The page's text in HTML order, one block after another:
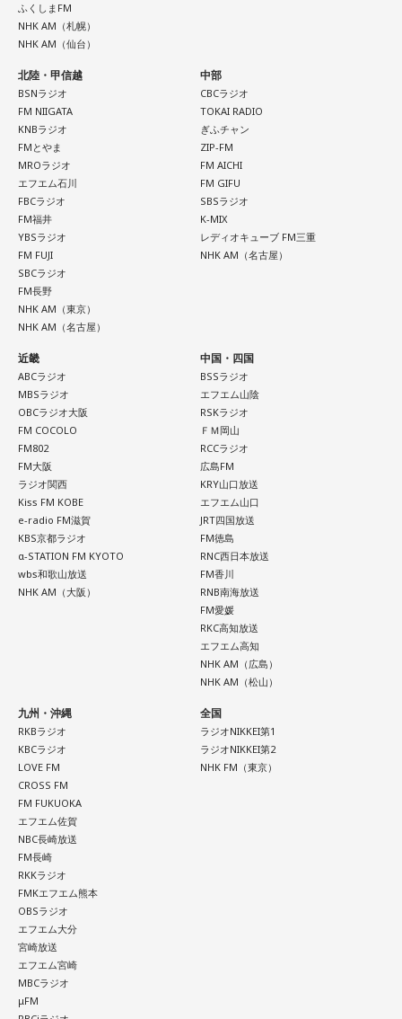
ほのか：はい。
遠山：この楽曲はどこから作り始めました？
ほのか：「これ描いて死ね」は、マンガを描くことを題材に
した作品なんですけど、まずは原作を読みました。それで、0
から1にするときに、心のなかで薪をくべて火種を燃やしてい
く。そして、風が吹いてめちゃめちゃ燃えていくみたいな。
そういったものを絶やさずに「自分だけでやっていくぞ！」
みたいな気持ちと、私がお家で音楽を作っているとき
の……“色”かな？ その色がすごく一致している部分があったの
で、今回はアニメのエンディングテーマとして曲を書かせて
もらったんですけど、結構パーソナルな部分が出た作品にな
りました。
遠山：自分自身の内面をすごく辿って探っている曲ですよ
ね？
ほのか：はい。私は「自分自身を分かってみたい」という気
持ちで作品を作っていて、もしかしたら皆さんも何かを作る
ときって、自分自身を分かってみたいから作るんじゃないか
なと思って、そういう曲を作りました。
遠山：海ちゃんはどうですか？
海：アニメでは、マンガ大好きな女の子が、同人誌とかを売
るようなイベントに行って「自分でも描けるんだ！」と思っ
て、そこから自分で描き始めるんですけど、それが私自身の
音楽体験とすごくつながっていて。
「あ、自分もバンドできるんだ」みたいな、そういうときの
ワクワク感のようなものが、いろんな不安や葛藤を飛び越え
ちゃうみたいな、そういうバイタリティのある曲だなと思い
ます。歌詞は自分と向き合っている部分も結構あるんですけ
ど、音像がかなり爽やかなので、そういうものを飛び越えて
いくような“若さ”をすごく感じました。
次回8月8日（土）の放送は、シンガーソングライター・バー
とかね。いろいろとシフトがあるから、身体のコンディショ
ンを持っていくのがとっても大変だと思うの。
これ、ばかにならなくて、私、いつもフィジカルとスピリチ
ュアルというものは、いつも同じく同等に思わなきゃダメだ
と言っているんです。昔から「健全な身体に健全な精神宿
る」って言いますでしょう？
それは、例えばご病気の方とかはダメだとか、そういう風に
差別しているわけではなくてね。私達、コンディションが良
いと心のコンディションも良くなりません？ やっぱり、寝不
足のときってちょっとネガティブになっちゃったり、笑顔が
やっぱり、この世に生きている限りは、フィジカルなことっ
てすごく大事なんですよね。だから、よりスピリチュアルを
発揮したいと思う場合には、フィジカルをとても大切にする
ということが大事だと思うんですよね。
――精神力を支えるのは徹底した体調管理であると説く江
原。さらに、日常生活におけるコンディションづくりの重要
性を語ります。
江原：やっぱり、集中力が欠けちゃうしね。だからご飯を食
べて、新しいお家を建てればまたよく寝られたりすると思う
けれど、そういう風な自分自身のメンテナンスというか、そ
れを大事にして、コンディションを常に最高に整えるという
ことであれば、もしかしたら悩んでいた時期は体調が不安定
だったかもしれない。だって、普段だったら前向きにいける
ところが、何かふと不安になっちゃったりするでしょう。
例えば、小さいお子さんがいるときって、やっぱり楽しいけ
れど身体がついていけないときって、ちょっと子育てが憂鬱
になったりする時って出ちゃうじゃないですか。子どもの元
気な「キャー！」というのも、元気なときには「もう！」と
いうくらいで済むけれど、頭が痛いときはキツイもんね。そ
ういうことなんですよね。
ふくしまFM
NHK AM（札幌）
NHK AM（仙台）
北陸・甲信越
BSNラジオ
FM NIIGATA
KNBラジオ
FMとやま
MROラジオ
エフエム石川
FBCラジオ
FM福井
YBSラジオ
FM FUJI
SBCラジオ
FM長野
NHK AM（東京）
NHK AM（名古屋）
中部
CBCラジオ
TOKAI RADIO
ぎふチャン
ZIP-FM
FM AICHI
FM GIFU
SBSラジオ
K-MIX
レディオキューブ FM三重
NHK AM（名古屋）
近畿
ABCラジオ
MBSラジオ
OBCラジオ大阪
FM COCOLO
FM802
FM大阪
ラジオ関西
Kiss FM KOBE
e-radio FM滋賀
KBS京都ラジオ
α-STATION FM KYOTO
wbs和歌山放送
NHK AM（大阪）
中国・四国
BSSラジオ
エフエム山陰
RSKラジオ
ＦＭ岡山
RCCラジオ
広島FM
KRY山口放送
エフエム山口
JRT四国放送
FM徳島
RNC西日本放送
FM香川
RNB南海放送
FM愛媛
RKC高知放送
エフエム高知
NHK AM（広島）
NHK AM（松山）
九州・沖縄
RKBラジオ
KBCラジオ
LOVE FM
CROSS FM
FM FUKUOKA
エフエム佐賀
NBC長崎放送
FM長崎
RKKラジオ
FMKエフエム熊本
OBSラジオ
エフエム大分
宮崎放送
エフエム宮崎
MBCラジオ
μFM
全国
ラジオNIKKEI第1
ラジオNIKKEI第2
NHK FM（東京）